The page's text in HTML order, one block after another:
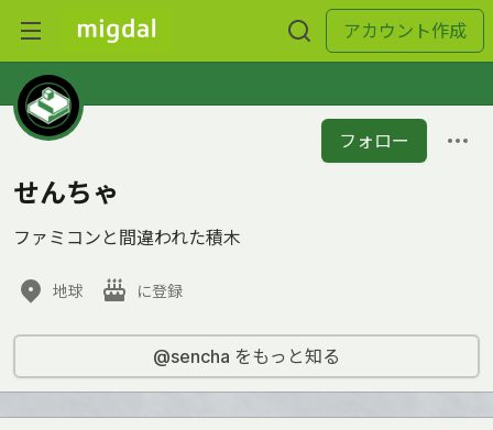
アカウント作成
フォロー
せんちゃ
ファミコンと間違われた積木
地球 に登録
@sencha をもっと知る